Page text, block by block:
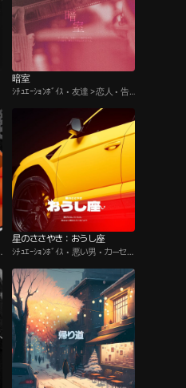
暗室
ｼﾁｭｴｰｼｮﾝﾎﾞｲｽ • 友達＞恋人 • 告
星のささやき：おうし座
ｼﾁｭｴｰｼｮﾝﾎﾞｲｽ • 悪い男 • カーセッ